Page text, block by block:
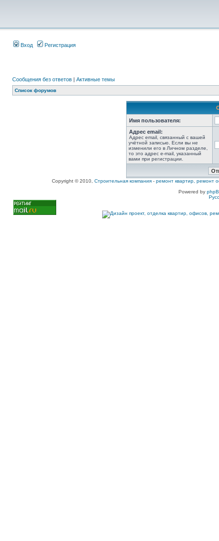
Вход Регистрация
Сообщения без ответов | Активные темы
Список форумов
Имя пользователя:
Адрес email:
Адрес email, связанный с вашей
учётной записью. Если вы не
изменили его в Личном разделе,
то это адрес e-mail, указанный
вами при регистрации.
Copyright © 2010, Строительная компания - ремонт квартир, ремонт
Powered by